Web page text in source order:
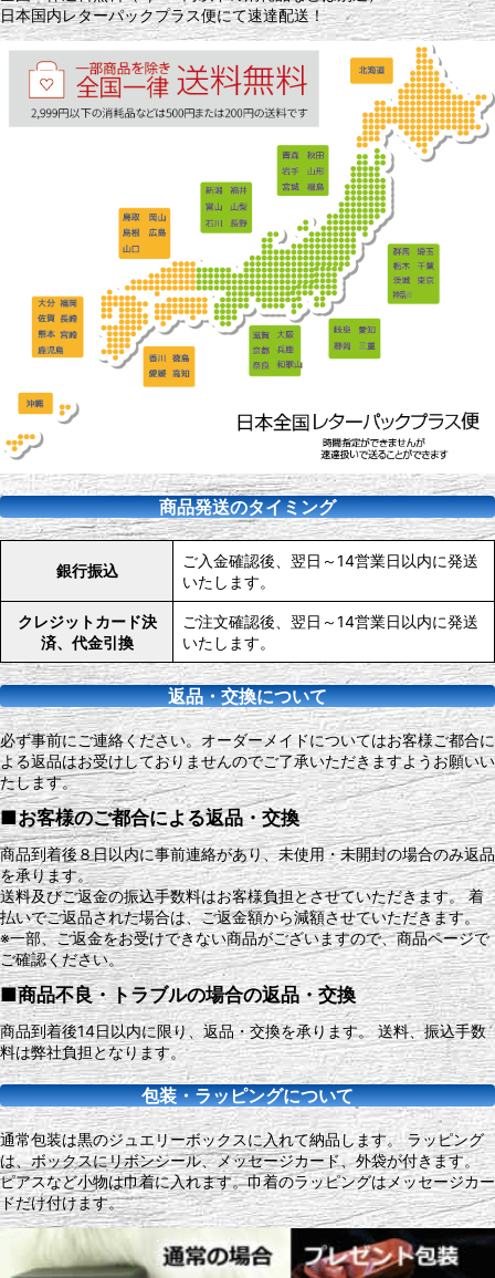
日本国内レターパックプラス便にて速達配送！
商品発送のタイミング
銀行振込
ご入金確認後、翌日～14営業日以内に発送
いたします。
クレジットカード決
済、代金引換
ご注文確認後、翌日～14営業日以内に発送
いたします。
返品・交換について
必ず事前にご連絡ください。オーダーメイドについてはお客様ご都合に
よる返品はお受けしておりませんのでご了承いただきますようお願いい
たします。
■お客様のご都合による返品・交換
商品到着後８日以内に事前連絡があり、未使用・未開封の場合のみ返品
を承ります。
送料及びご返金の振込手数料はお客様負担とさせていただきます。 着
払いでご返品された場合は、ご返金額から減額させていただきます。
※一部、ご返金をお受けできない商品がございますので、商品ページで
ご確認ください。
■商品不良・トラブルの場合の返品・交換
商品到着後14日以内に限り、返品・交換を承ります。 送料、振込手数
料は弊社負担となります。
包装・ラッピングについて
通常包装は黒のジュエリーボックスに入れて納品します。 ラッピング
は、ボックスにリボンシール、メッセージカード、外袋が付きます。
ピアスなど小物は巾着に入れます。巾着のラッピングはメッセージカー
ドだけ付けます。